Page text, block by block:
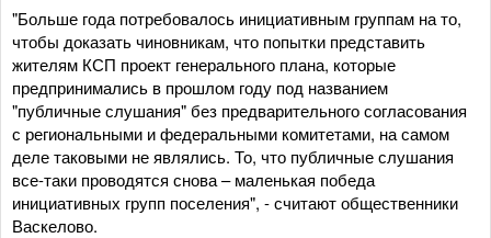
"Больше года потребовалось инициативным группам на то,
чтобы доказать чиновникам, что попытки представить
жителям КСП проект генерального плана, которые
предпринимались в прошлом году под названием
"публичные слушания" без предварительного согласования
с региональными и федеральными комитетами, на самом
деле таковыми не являлись. То, что публичные слушания
все-таки проводятся снова – маленькая победа
инициативных групп поселения", - считают общественники
Васкелово.